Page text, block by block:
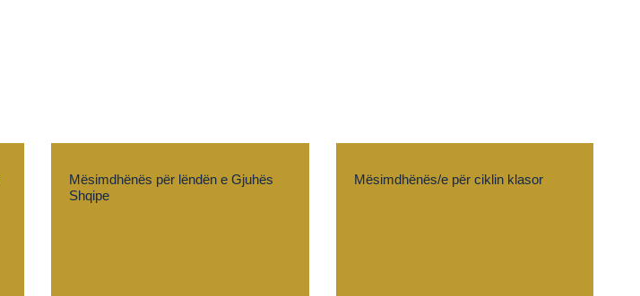
Mësimdhënës për lëndën e Gjuhës
Shqipe
Mësimdhënës/e për ciklin klasor